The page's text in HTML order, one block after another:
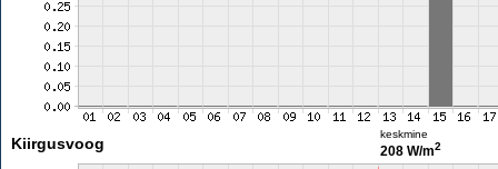
Kiirgusvoog
keskmine
208 W/m2